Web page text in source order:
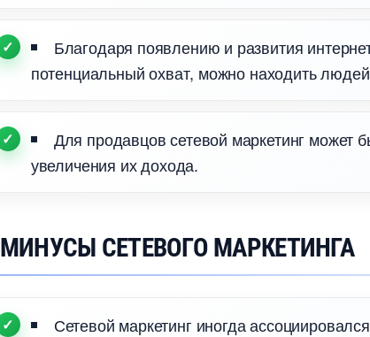
Благодаря появлению и развития
потенциальный охват, можно находить
Для продавцов сетевой маркетинг может
увеличения их дохода.
МИНУСЫ СЕТЕВОГО МАРКЕТИНГА
Сетевой маркетинг иногда